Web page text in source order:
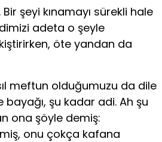
şeyi kınamayı sürekli hale
adeta o şeyle
öte yandan da
meftun olduğumuzu da dile
şu kadar adi. Ah şu
ona şöyle demiş:
onu çokça kafana